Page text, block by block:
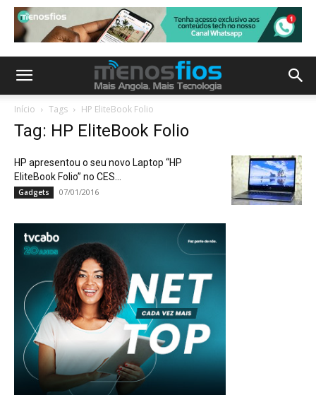
Início Tags HP EliteBook Folio
Tag: HP EliteBook Folio
HP apresentou o seu novo Laptop “HP
EliteBook Folio” no CES...
Gadgets 07/01/2016